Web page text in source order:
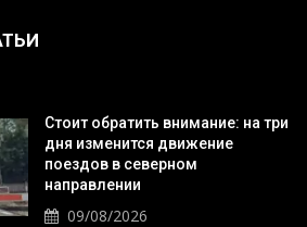
Стоит обратить внимание: на три
дня изменится движение
поездов в северном
направлении
09/08/2026